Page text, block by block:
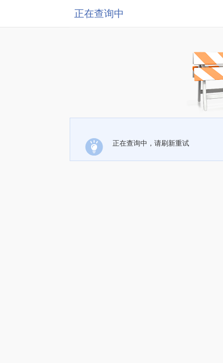
正在查询中
正在查询中，请刷新重试